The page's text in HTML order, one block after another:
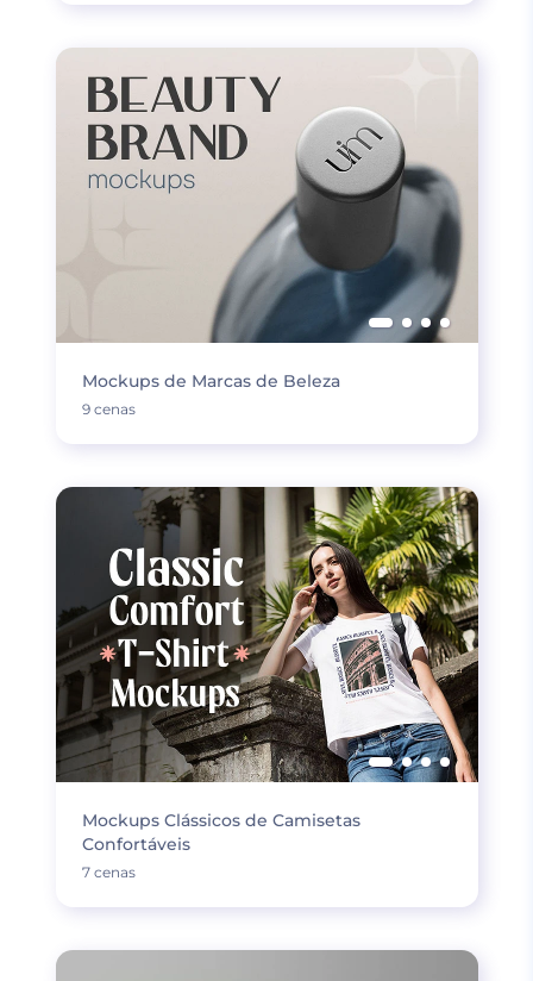
Mockups de Marcas de Beleza
9 cenas
Mockups Clássicos de Camisetas
Confortáveis
7 cenas